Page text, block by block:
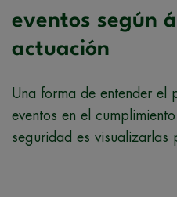
eventos según
actuación
Una forma de entender el
eventos en el
seguridad es visualizarlas